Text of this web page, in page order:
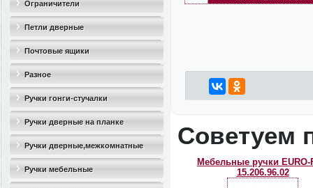
Ограничители
дверные(стопоры)
Петли дверные
Почтовые ящики
Разное
Ручки гонги-стучалки
Ручки дверные на планке
Ручки дверные,межкомнатные
Ручки мебельные
Советуем
Мебельные ручки EURO-
15.206.96.02